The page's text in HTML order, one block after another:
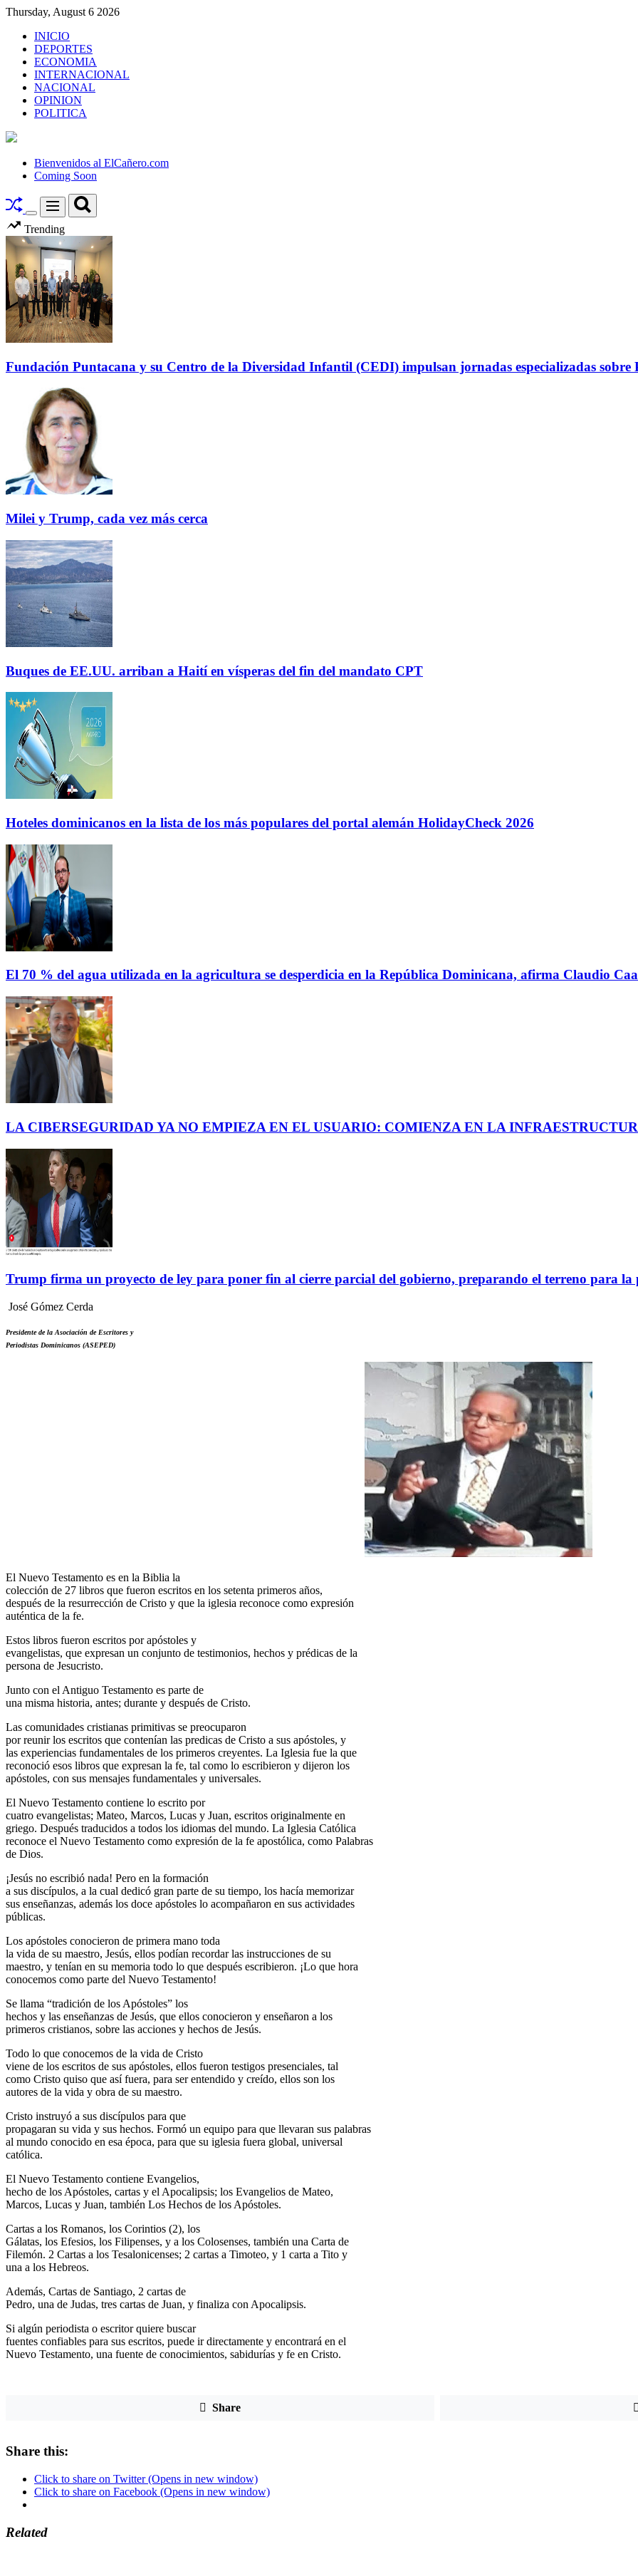
Skip
content
Thursday, August 6 2026
INICIO
DEPORTES
ECONOMIA
INTERNACIONAL
NACIONAL
OPINION
POLITICA
El
Bienvenidos al ElCañero.com
Coming Soon
Switch
color
mode
Menu Search
Trending
Fundación Puntacana y su Centro de la Diversidad Infantil (CEDI) impulsan jornadas especializadas sobre
Milei y Trump, cada vez más cerca
Buques de EE.UU. arriban a Haití en vísperas del fin del mandato CPT
Hoteles dominicanos en la lista de los más populares del portal alemán HolidayCheck 2026
El 70 % del agua utilizada en la agricultura se desperdicia en la República Dominicana, afirma Claudio
LA CIBERSEGURIDAD YA NO EMPIEZA EN EL USUARIO: COMIENZA EN LA
Trump firma un proyecto de ley para poner fin al cierre parcial del gobierno, preparando el terreno para
José Gómez Cerda
Presidente de la Asociación de Escritores y
Periodistas Dominicanos (ASEPED)
El Nuevo Testamento es en la Biblia la
colección de 27 libros que fueron escritos en los setenta primeros años,
después de la resurrección de Cristo y que la iglesia reconoce como expresión
auténtica de la fe.
Estos libros fueron escritos por apóstoles y
evangelistas, que expresan un conjunto de testimonios, hechos y prédicas de la
persona de Jesucristo.
Junto con el Antiguo Testamento es parte de
una misma historia, antes; durante y después de Cristo.
Las comunidades cristianas primitivas se preocuparon
por reunir los escritos que contenían las predicas de Cristo a sus apóstoles, y
las experiencias fundamentales de los primeros creyentes. La Iglesia fue la que
reconoció esos libros que expresan la fe, tal como lo escribieron y dijeron los
apóstoles, con sus mensajes fundamentales y universales.
El Nuevo Testamento contiene lo escrito por
cuatro evangelistas; Mateo, Marcos, Lucas y Juan, escritos originalmente en
griego. Después traducidos a todos los idiomas del mundo. La Iglesia Católica
reconoce el Nuevo Testamento como expresión de la fe apostólica, como Palabras
de Dios.
¡Jesús no escribió nada! Pero en la formación
a sus discípulos, a la cual dedicó gran parte de su tiempo, los hacía memorizar
sus enseñanzas, además los doce apóstoles lo acompañaron en sus actividades
públicas.
Los apóstoles conocieron de primera mano toda
la vida de su maestro, Jesús, ellos podían recordar las instrucciones de su
maestro, y tenían en su memoria todo lo que después escribieron. ¡Lo que hora
conocemos como parte del Nuevo Testamento!
Se llama “tradición de los Apóstoles” los
hechos y las enseñanzas de Jesús, que ellos conocieron y enseñaron a los
primeros cristianos, sobre las acciones y hechos de Jesús.
Todo lo que conocemos de la vida de Cristo
viene de los escritos de sus apóstoles, ellos fueron testigos presenciales, tal
como Cristo quiso que así fuera, para ser entendido y creído, ellos son los
autores de la vida y obra de su maestro.
Cristo instruyó a sus discípulos para que
propagaran su vida y sus hechos. Formó un equipo para que llevaran sus palabras
al mundo conocido en esa época, para que su iglesia fuera global, universal
católica.
El Nuevo Testamento contiene Evangelios,
hecho de los Apóstoles, cartas y el Apocalipsis; los Evangelios de Mateo,
Marcos, Lucas y Juan, también Los Hechos de los Apóstoles.
Cartas a los Romanos, los Corintios (2), los
Gálatas, los Efesios, los Filipenses, y a los Colosenses, también una Carta de
Filemón. 2 Cartas a los Tesalonicenses; 2 cartas a Timoteo, y 1 carta a Tito y
una a los Hebreos.
Además, Cartas de Santiago, 2 cartas de
Pedro, una de Judas, tres cartas de Juan, y finaliza con Apocalipsis.
Si algún periodista o escritor quiere buscar
fuentes confiables para sus escritos, puede ir directamente y encontrará en el
Nuevo Testamento, una fuente de conocimientos, sabidurías y fe en Cristo.
Share
Share this:
Click to share on Twitter (Opens in new window)
Click to share on Facebook (Opens in new window)
Related